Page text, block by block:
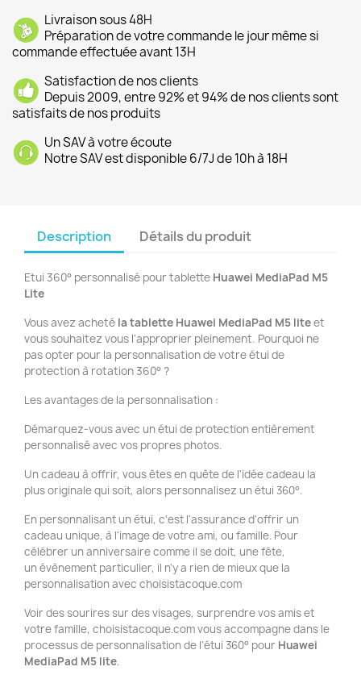
Livraison sous 48H
Préparation de votre commande le jour même si
commande effectuée avant 13H
Satisfaction de nos clients
Depuis 2009, entre 92% et 94% de nos clients sont
satisfaits de nos produits
Un SAV à votre écoute
Notre SAV est disponible 6/7J de 10h à 18H
Description Détails du produit
Etui 360° personnalisé pour tablette Huawei MediaPad M5
Lite
Vous avez acheté la tablette Huawei MediaPad M5 liteet
vous souhaitez vous l'approprier pleinement. Pourquoi ne
pas opter pour la personnalisation de votre étui de
protection à rotation 360° ?
Les avantages de la personnalisation :
Démarquez-vous avec un étui de protection entièrement
personnalisé avec vos propres photos.
Un cadeau à offrir, vous êtes en quête de l'idée cadeau la
plus originale qui soit, alors personnalisez un étui 360°.
En personnalisant un étui, c'est l'assurance d'offrir un
cadeau unique, à l'image de votre ami, ou famille. Pour
célébrer un anniversaire comme il se doit, une fête,
un évènement particulier, il n'y a rien de mieux que la
personnalisation avec choisistacoque.com
Voir des sourires sur des visages, surprendre vos amis et
votre famille, choisistacoque.com vous accompagne dans le
processus de personnalisation de l'étui 360° pour Huawei
MediaPad M5 lite.